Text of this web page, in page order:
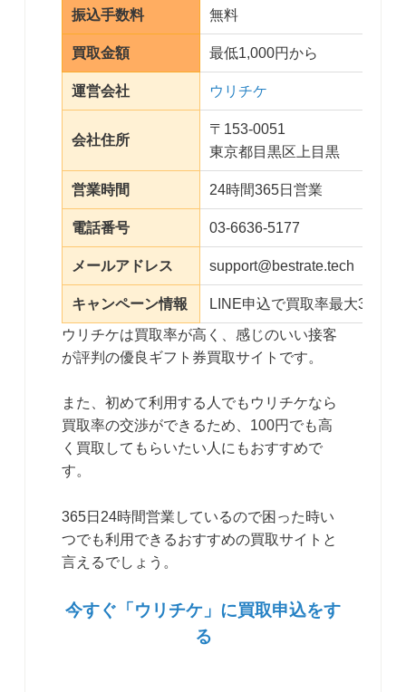
振込手数料 無料
買取金額 最低1,000円から
運営会社 ウリチケ
会社住所
〒153-0051
東京都目黒区上目黒
営業時間 24時間365日営業
電話番号 03-6636-5177
メールアドレス support@bestrate.tech
キャンペーン情報
LINE申込で買取率最大3％ア
ウリチケは買取率が高く、感じのいい接客
が評判の優良ギフト券買取サイトです。
また、初めて利用する人でもウリチケなら
買取率の交渉ができるため、100円でも高
く買取してもらいたい人にもおすすめで
す。
365日24時間営業しているので困った時い
つでも利用できるおすすめの買取サイトと
言えるでしょう。
今すぐ「ウリチケ」に買取申込をす
る